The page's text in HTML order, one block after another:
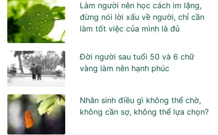
Làm người nên học cách im lặng,
đừng nói lời xấu về người, chỉ cần
làm tốt việc của mình là đủ
Đời người sau tuổi 50 và 6 chữ
vàng làm nên hạnh phúc
Nhân sinh điều gì không thể chờ,
không cần sợ, không thể lựa chọn?